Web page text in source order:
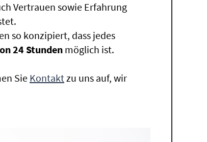
Vertrauen sowie Erfahrung
so konzipiert, dass jedes
24 Stunden möglich ist.
Sie Kontaktzu uns auf, wir